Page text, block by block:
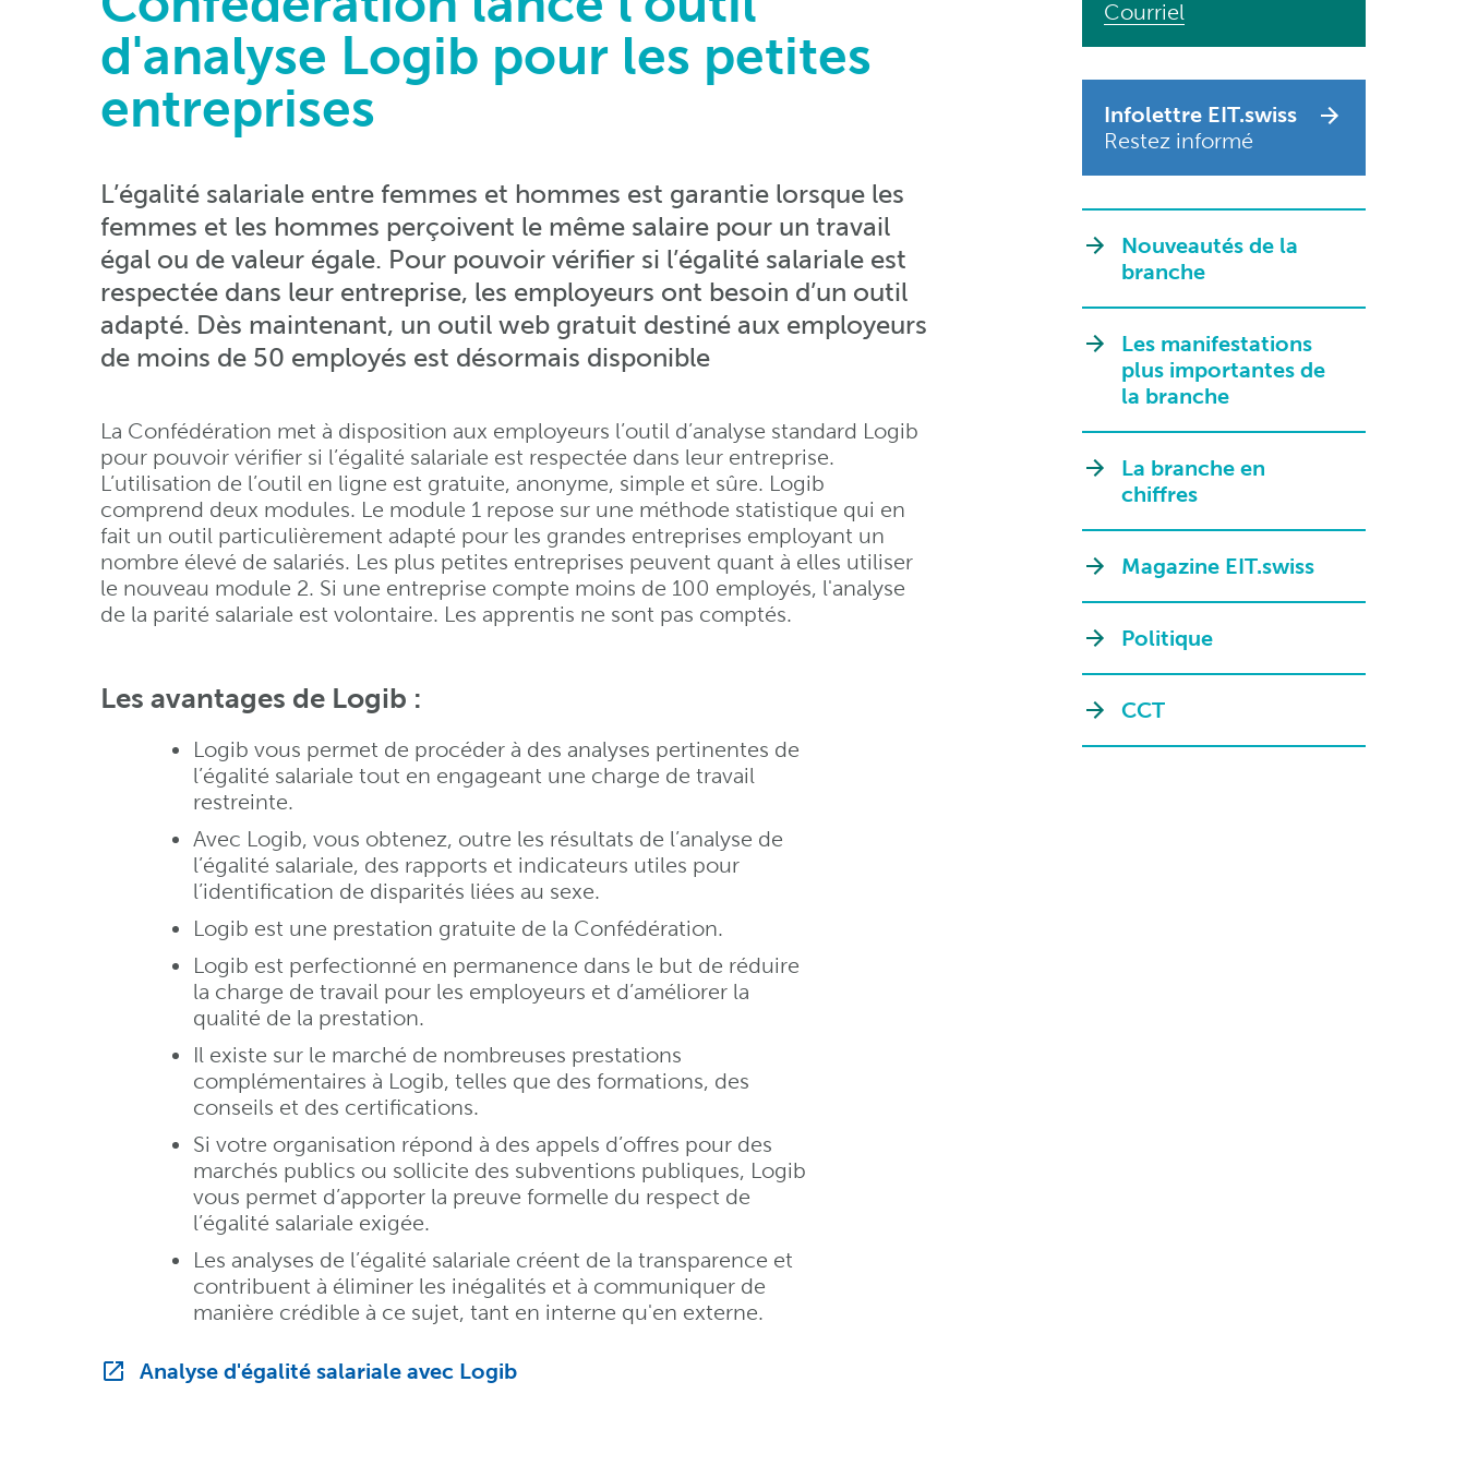
d'analyse Logib pour les petites
entreprises
L’égalité salariale entre femmes et hommes est garantie lorsque les
femmes et les hommes perçoivent le même salaire pour un travail
égal ou de valeur égale. Pour pouvoir vérifier si l’égalité salariale est
respectée dans leur entreprise, les employeurs ont besoin d’un outil
adapté. Dès maintenant, un outil web gratuit destiné aux employeurs
de moins de 50 employés est désormais disponible
La Confédération met à disposition aux employeurs l’outil d’analyse standard Logib
pour pouvoir vérifier si l’égalité salariale est respectée dans leur entreprise.
L’utilisation de l’outil en ligne est gratuite, anonyme, simple et sûre. Logib
comprend deux modules. Le module 1 repose sur une méthode statistique qui en
fait un outil particulièrement adapté pour les grandes entreprises employant un
nombre élevé de salariés. Les plus petites entreprises peuvent quant à elles utiliser
le nouveau module 2. Si une entreprise compte moins de 100 employés, l'analyse
de la parité salariale est volontaire. Les apprentis ne sont pas comptés.
Les avantages de Logib :
Logib vous permet de procéder à des analyses pertinentes de
l’égalité salariale tout en engageant une charge de travail
restreinte.
Avec Logib, vous obtenez, outre les résultats de l’analyse de
l’égalité salariale, des rapports et indicateurs utiles pour
l’identification de disparités liées au sexe.
Logib est une prestation gratuite de la Confédération.
Logib est perfectionné en permanence dans le but de réduire
la charge de travail pour les employeurs et d’améliorer la
qualité de la prestation.
Il existe sur le marché de nombreuses prestations
complémentaires à Logib, telles que des formations, des
conseils et des certifications.
Si votre organisation répond à des appels d’offres pour des
marchés publics ou sollicite des subventions publiques, Logib
vous permet d’apporter la preuve formelle du respect de
l’égalité salariale exigée.
Les analyses de l’égalité salariale créent de la transparence et
contribuent à éliminer les inégalités et à communiquer de
manière crédible à ce sujet, tant en interne qu'en externe.
Analyse d'égalité salariale avec Logib
Courriel
Infolettre EIT.swiss
Restez informé
Nouveautés de la
branche
Les manifestations
plus importantes de
la branche
La branche en
chiffres
Magazine EIT.swiss
Politique
CCT